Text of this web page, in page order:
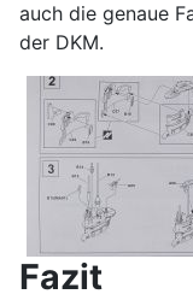
auch die genaue
der DKM.
Fazit